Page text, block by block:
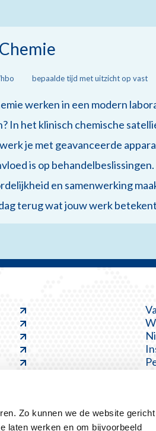
Zo kunnen we de website gericht
laten werken en om bijvoorbeeld
bepaalde tijd met uitzicht op vast
werken in een modern
In het klinisch chemische
je met geavanceerde
is op
en samenwerking
terug wat jouw werk